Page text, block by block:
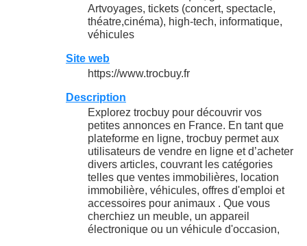
Artvoyages, tickets (concert, spectacle,
théatre,cinéma), high-tech, informatique,
véhicules
Site web
https://www.trocbuy.fr
Description
Explorez trocbuy pour découvrir vos
petites annonces en France. En tant que
plateforme en ligne, trocbuy permet aux
utilisateurs de vendre en ligne et d’acheter
divers articles, couvrant les catégories
telles que ventes immobilières, location
immobilière, véhicules, offres d'emploi et
accessoires pour animaux . Que vous
cherchiez un meuble, un appareil
électronique ou un véhicule d'occasion,